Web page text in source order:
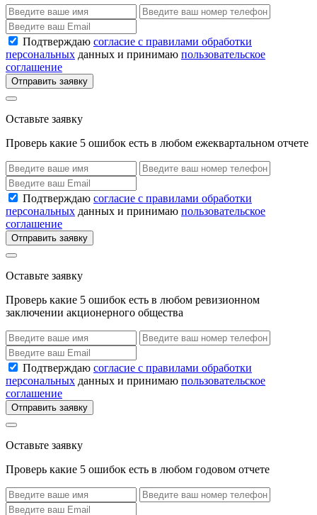
Подтверждаю согласие с правилами обработки
персональных данных и принимаю пользовательское
соглашение
Отправить заявку
Оставьте заявку
Проверь какие 5 ошибок есть в любом ежеквартальном отчете
Подтверждаю согласие с правилами обработки
персональных данных и принимаю пользовательское
соглашение
Отправить заявку
Оставьте заявку
Проверь какие 5 ошибок есть в любом ревизионном
заключении акционерного общества
Подтверждаю согласие с правилами обработки
персональных данных и принимаю пользовательское
соглашение
Отправить заявку
Оставьте заявку
Проверь какие 5 ошибок есть в любом годовом отчете